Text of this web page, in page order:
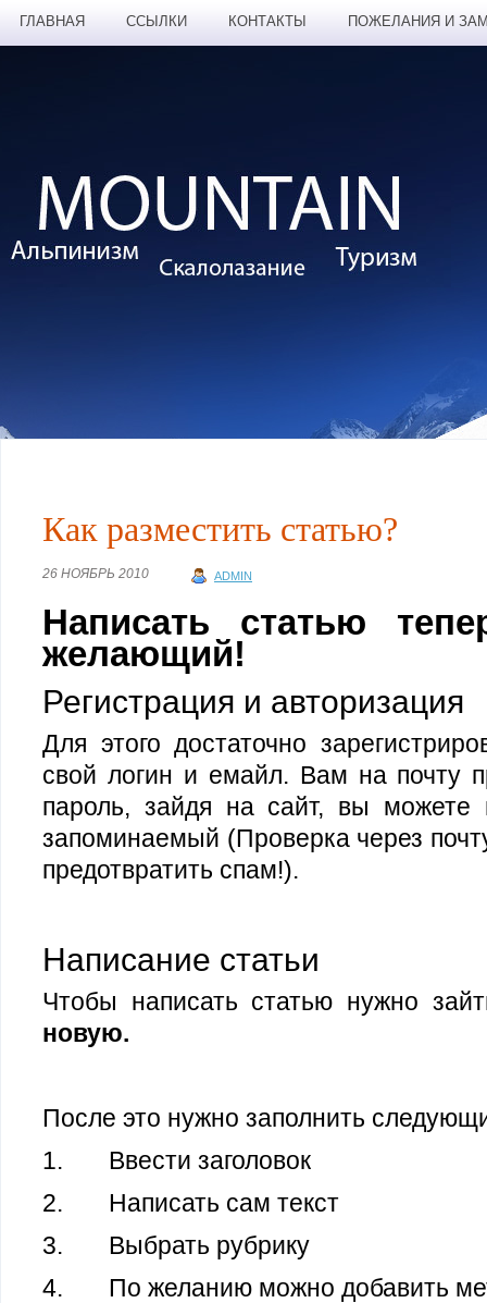
ГЛАВНАЯ ССЫЛКИ КОНТАКТЫ ПОЖЕЛАНИЯ И
Как разместить статью?
26 НОЯБРЬ 2010 ADMIN
Написать статью
желающий!
Регистрация и авторизация
Для этого достаточно
свой логин и емайл. Вам на почту
пароль, зайдя на сайт, вы можете
запоминаемый (Проверка через
предотвратить спам!).
Написание статьи
Чтобы написать статью нужно
новую.
После это нужно заполнить
1. Ввести заголовок
2. Написать сам текст
3. Выбрать рубрику
4. По желанию можно добавить